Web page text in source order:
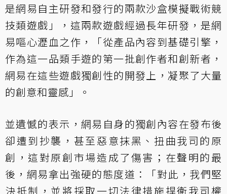
是網易自主研發和發行的兩款沙盒模擬戰術競
技類遊戲」，這兩款遊戲經過長年研發，是網
易嘔心瀝血之作，「從產品內容到基礎引擎，
作為這一品類手遊的第一批創作者和創新者，
網易在這些遊戲獨創性的開發上，凝聚了大量
的創意和靈感」。
並遺憾的表示，網易自身的獨創內容在發布後
卻遭到抄襲，甚至惡意抹黑、扭曲我司的原
創，這對原創市場造成了傷害；在聲明的最
後，網易拿出強硬的態度道：「對此，我們堅
決抵制，並將採取一切法律措施捍衛我司權